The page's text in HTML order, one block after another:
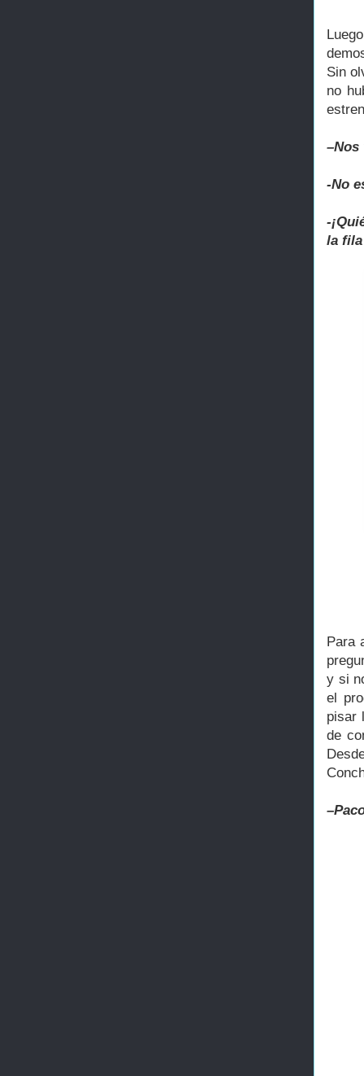
Sin
no
–Nos
-No
-
la
Para
y si
el
pisar
de